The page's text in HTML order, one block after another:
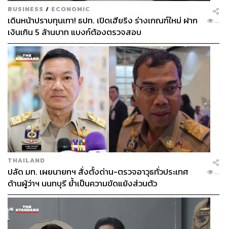
BUSINESS / ECONOMIC
เดินหน้าปราบทุนเทา! ธปท. เปิดเฮียริง ร่างเกณฑ์ใหม่ ฝาก
เงินเกิน 5 ล้านบาท แบงก์ต้องตรวจสอบ
...
THAILAND
ปลัด มท. เผยนายกฯ สั่งตั้งด่าน-ตรวจอาวุธทั่วประเทศ
ด้านผู้ว่าฯ นนทบุรี ย้ำเป็นความขัดแย้งส่วนตัว
...